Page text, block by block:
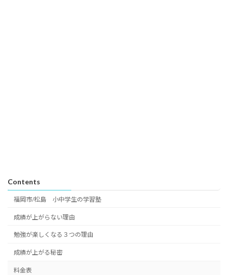
Contents
福岡市/松島 小中学生の学習塾
成績が上がらない理由
勉強が楽しくなる３つの理由
成績が上がる秘密
料金表